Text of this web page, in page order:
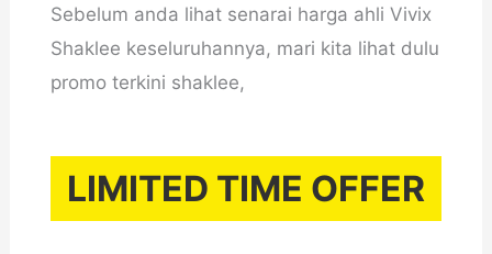
Sebelum anda lihat senarai harga ahli Vivix
Shaklee keseluruhannya, mari kita lihat dulu
promo terkini shaklee,
LIMITED TIME OFFER